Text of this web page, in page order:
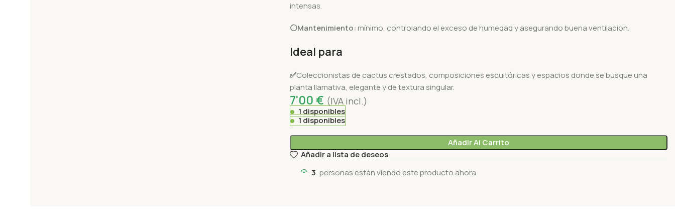
intensas.
⚪Mantenimiento: mínimo, controlando el exceso de humedad y asegurando buena ventilación.
Ideal para
✅Coleccionistas de cactus crestados, composiciones escultóricas y espacios donde se busque una
planta llamativa, elegante y de textura singular.
7'00 € (IVA incl.)
1 disponibles
1 disponibles
Añadir Al Carrito
Añadir a lista de deseos
3 personas están viendo este producto ahora